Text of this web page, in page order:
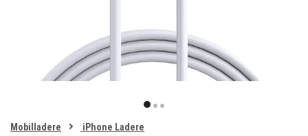
item
of
Mobilladere iPhone Ladere